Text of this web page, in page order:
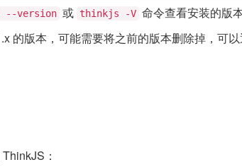
--version 或 thinkjs -V 命令查看安装的版
的版本，可能需要将之前的版本删除掉，可
：